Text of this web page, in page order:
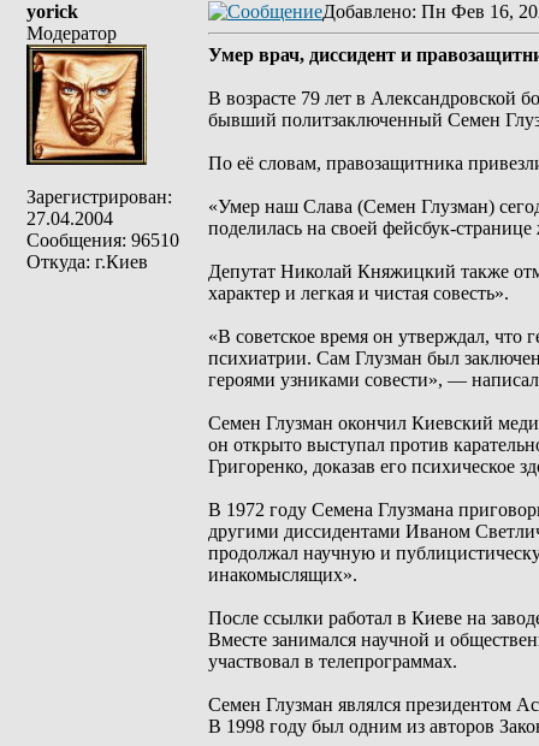
yorick
Модератор
Зарегистрирован:
27.04.2004
Сообщения: 96510
Откуда: г.Киев
Добавлено: Пн Фев 16,
Умер врач, диссидент и
В возрасте 79 лет в Александровской
бывший политзаключенный Семен
По её словам, правозащитника
«Умер наш Слава (Семен Глузман)
поделилась на своей фейсбук-
Депутат Николай Княжицкий также
характер и легкая и чистая совесть».
«В советское время он утверждал, что
психиатрии. Сам Глузман был
героями узниками совести», —
Семен Глузман окончил Киевский
он открыто выступал против
Григоренко, доказав его психическое
В 1972 году Семена Глузмана
другими диссидентами Иваном
продолжал научную и
инакомыслящих».
После ссылки работал в Киеве на
Вместе занимался научной и
участвовал в телепрограммах.
Семен Глузман являлся президентом
В 1998 году был одним из авторов